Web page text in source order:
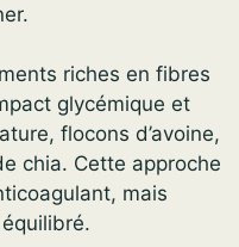
riches en fibres
glycémique et
flocons d’avoine,
chia. Cette approche
mais